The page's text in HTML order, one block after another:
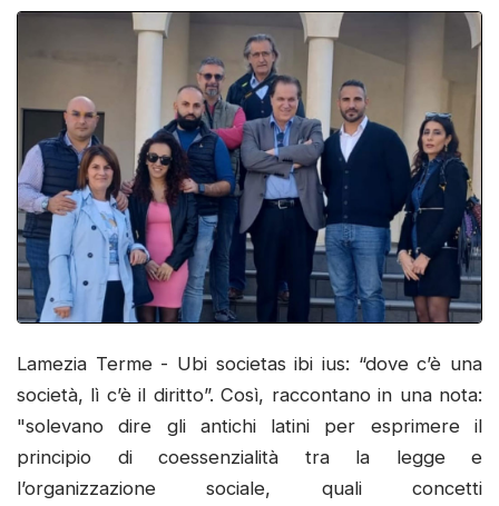
Lamezia Terme - Ubi societas ibi ius: “dove c’è una
società, lì c’è il diritto”. Così, raccontano in una nota:
"solevano dire gli antichi latini per esprimere il
principio di coessenzialità tra la legge e
l’organizzazione sociale, quali concetti